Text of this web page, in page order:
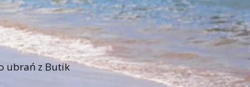
ubrań z Butik